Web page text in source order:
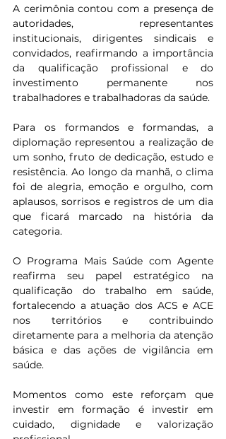
A cerimônia contou com a presença de
autoridades, representantes
institucionais, dirigentes sindicais e
convidados, reafirmando a importância
da qualificação profissional e do
investimento permanente nos
trabalhadores e trabalhadoras da saúde.
Para os formandos e formandas, a
diplomação representou a realização de
um sonho, fruto de dedicação, estudo e
resistência. Ao longo da manhã, o clima
foi de alegria, emoção e orgulho, com
aplausos, sorrisos e registros de um dia
que ficará marcado na história da
categoria.
O Programa Mais Saúde com Agente
reafirma seu papel estratégico na
qualificação do trabalho em saúde,
fortalecendo a atuação dos ACS e ACE
nos territórios e contribuindo
diretamente para a melhoria da atenção
básica e das ações de vigilância em
saúde.
Momentos como este reforçam que
investir em formação é investir em
cuidado, dignidade e valorização